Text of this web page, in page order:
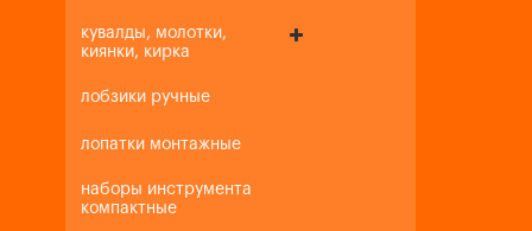
кувалды, молотки,
киянки, кирка
лобзики ручные
лопатки монтажные
наборы инструмента
компактные